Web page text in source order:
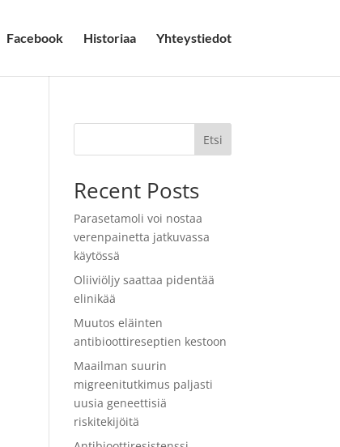
Facebook Historiaa Yhteystiedot
Etsi
Recent Posts
Parasetamoli voi nostaa
verenpainetta jatkuvassa
käytössä
Oliiviöljy saattaa pidentää
elinikää
Muutos eläinten
antibioottireseptien kestoon
Maailman suurin
migreenitutkimus paljasti
uusia geneettisiä
riskitekijöitä